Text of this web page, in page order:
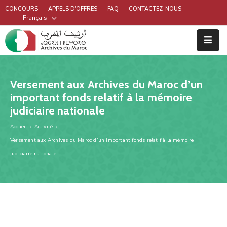
CONCOURS APPELS D'OFFRES FAQ CONTACTEZ-NOUS
Français
Versement aux Archives du Maroc d’un
important fonds relatif à la mémoire
judiciaire nationale
Accueil
Activité
Versement aux Archives du Maroc d’un important fonds relatif à la mémoire
judiciaire nationale